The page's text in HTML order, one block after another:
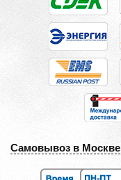
Самовывоз в Москве